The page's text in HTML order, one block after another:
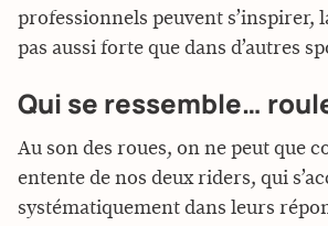
professionnels peuvent s’inspirer,
pas aussi forte que dans d’autres
Qui se ressemble…
Au son des roues, on ne peut que
entente de nos deux riders, qui
systématiquement dans leurs